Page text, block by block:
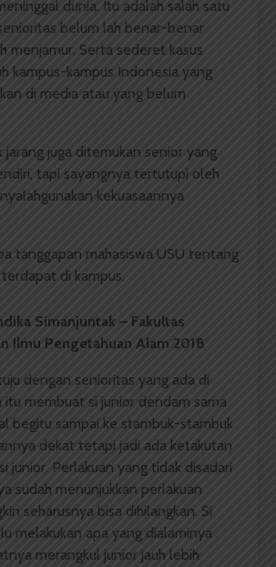
dunia. Itu adalah salah satu
belum lah benar-benar
menjamur. Serta sederet kasus
kampus-kampus Indonesia yang
di media atau yang belum
jarang juga ditemukan senior yang
tapi sayangnya tertutupi oleh
kekuasaannya
tanggapan mahasiswa USU tentang
di kampus.
Simanjuntak – Fakultas
Ilmu Pengetahuan Alam 2018
dengan senioritas yang ada di
itu membuat si junior dendam sama
begitu sampai ke stambuk-stambuk
dekat tetapi jadi ada ketakutan
junior. Perlakuan yang tidak disadari
sudah menunjukkan perlakuan
seharusnya bisa dihilangkan. Si
melakukan apa yang dialaminya
merangkul junior jauh lebih